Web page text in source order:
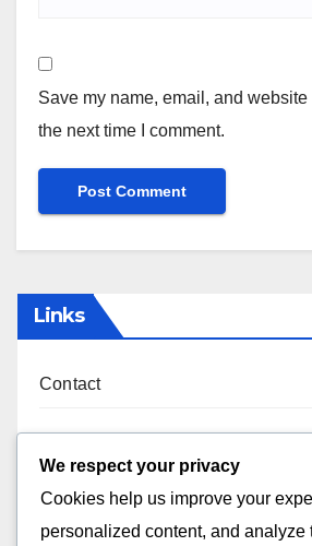
Save my name, email, and
the next time I comment.
Links
Contact
About
We respect your privacy
Cookies help us improve your
personalized content, and analyze